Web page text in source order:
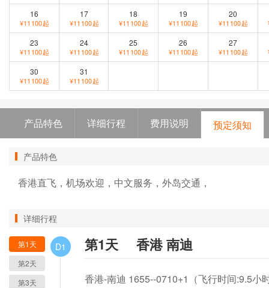
16
¥11100起
17
¥11100起
18
¥11100起
19
¥11100起
20
¥11100起
23
¥11100起
24
¥11100起
25
¥11100起
26
¥11100起
27
¥11100起
30
¥11100起
31
¥11100起
产品特色 详细行程 费用说明 预定须知
产品特色
香港直飞，机场欢迎，中文服务，外岛交通，
详细行程
第1天
第2天
第3天
D1 第1天 香港 南迪
香港-南迪 1655--0710+1（飞行时间:9.5小